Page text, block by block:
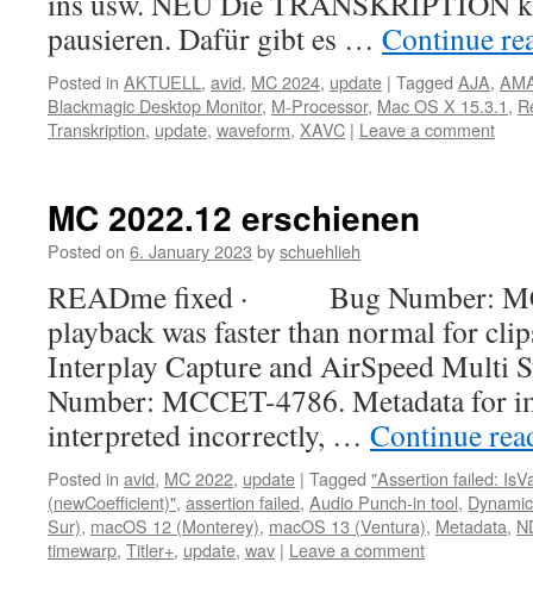
pausieren. Dafür gibt es … Continue
Posted in AKTUELL , avid, MC 2024, update | Tagged AJA,
Blackmagic Desktop Monitor, M-Processor, Mac OS X 15.3.1,
Transkription, update, waveform, XAVC | Leave a comment
MC 2022.12 erschienen
Posted on 6. January 2023 byschuehlieh
READme fixed · Bug Number:
playback was faster than normal for
Interplay Capture and AirSpeed
Number: MCCET-4786. Metadata for
interpreted incorrectly, … Continue
Posted in avid, MC 2022, update | Tagged "Assertion failed:
(newCoefficient)", assertion failed, Audio Punch-in tool,
Sur), macOS 12 (Monterey), macOS 13 (Ventura), Metadata,
timewarp, Titler+, update, wav | Leave a comment